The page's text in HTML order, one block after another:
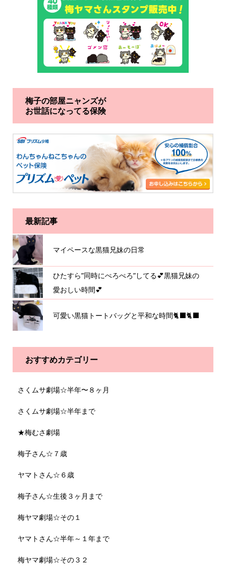
梅子の部屋ニャンズが
お世話になってる保険
最新記事
マイペースな黒猫兄妹の日常
ひたすら”同時にぺろぺろ”してる💕黒猫兄妹の
愛おしい時間💕
可愛い黒猫トートバッグと平和な時間🐈‍⬛🐈‍⬛
おすすめカテゴリー
さくムサ劇場☆半年〜８ヶ月
さくムサ劇場☆半年まで
★梅むさ劇場
梅子さん☆７歳
ヤマトさん☆６歳
梅子さん☆生後３ヶ月まで
梅ヤマ劇場☆その１
ヤマトさん☆半年～１年まで
梅ヤマ劇場☆その３２